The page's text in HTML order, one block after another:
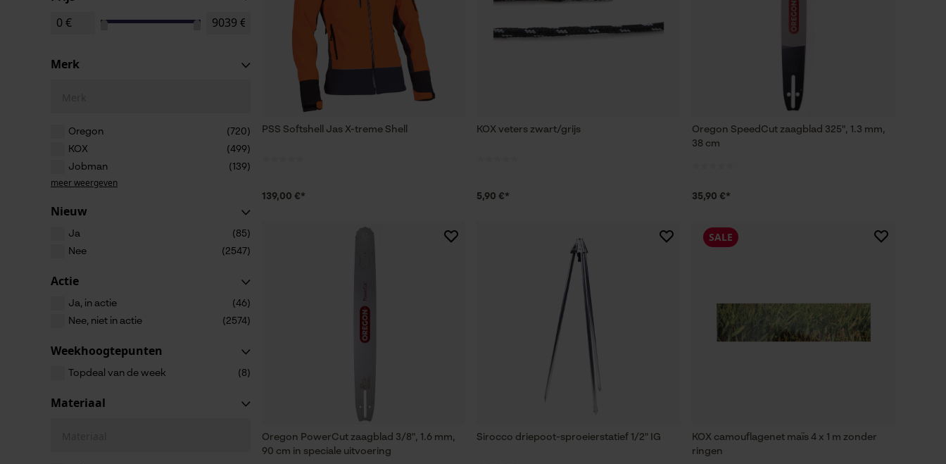
Merk
Oregon
(720)
KOX
(499)
Jobman
(139)
meer weergeven
Nieuw
Ja
(85)
Nee
(2547)
Actie
Ja, in actie
(46)
Nee, niet in actie
(2574)
Weekhoogtepunten
Topdeal van de week (8)
Materiaal
PSS Softshell Jas X-treme Shell
139,00 €*
KOX veters zwart/grijs
5,90 €*
Oregon SpeedCut zaagblad 325", 1.3 mm,
38 cm
35,90 €*
Oregon PowerCut zaagblad 3/8", 1.6 mm,
90 cm in speciale uitvoering
Sirocco driepoot-sproeierstatief 1/2" IG
KOX camouflagenet maïs 4 x 1 m zonder
ringen
SALE